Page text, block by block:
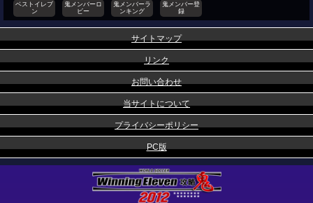
ベストイレブ
ン
鬼メンバーロ
ビー
鬼メンバーラ
ンキング
鬼メンバー登
録
サイトマップ
リンク
お問い合わせ
当サイトについて
プライバシーポリシー
PC版